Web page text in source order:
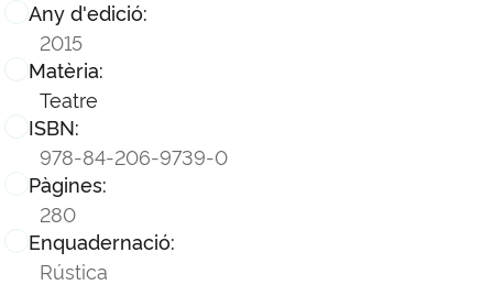
Any d'edició:
2015
Matèria:
Teatre
ISBN:
978-84-206-9739-0
Pàgines:
280
Enquadernació:
Rústica